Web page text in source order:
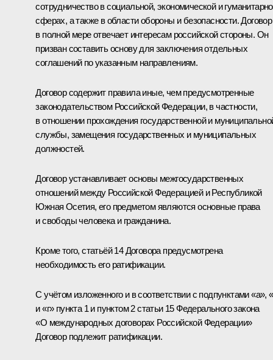
сотрудничество в социальной, экономической и
сферах, а также в области обороны и безопасности. Договор
в полной мере отвечает интересам российской стороны. Он
призван составить основу для заключения отдельных
соглашений по указанным направлениям.
Договор содержит правила иные, чем предусмотренные
законодательством Российской Федерации, в частности,
в отношении прохождения государственной и
службы, замещения государственных и муниципальных
должностей.
Договор устанавливает основы межгосударственных
отношений между Российской Федерацией и Республикой
Южная Осетия, его предметом являются основные права
и свободы человека и гражданина.
Кроме того, статьёй 14 Договора предусмотрена
необходимость его ратификации.
С учётом изложенного и в соответствии с подпунктами «а»,
и «г» пункта 1 и пунктом 2 статьи 15 Федерального закона
«О международных договорах Российской Федерации»
Договор подлежит ратификации.